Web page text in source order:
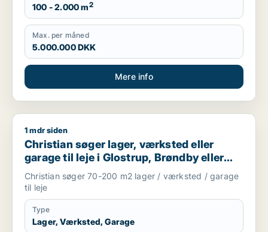
100 - 2.000 m2
Max. per måned
5.000.000 DKK
Mere info
Christian søger lager, værksted eller garage til leje i
1 mdr siden
Christian søger lager, værksted eller
garage til leje i Glostrup, Brøndby eller
Rødovre m.fl.
Christian søger 70-200 m2 lager / værksted / garage
til leje
Type
Lager, Værksted, Garage